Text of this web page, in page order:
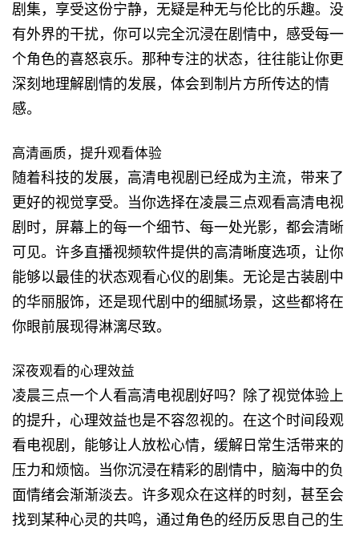
剧集，享受这份宁静，无疑是种无与伦比的乐趣。没
有外界的干扰，你可以完全沉浸在剧情中，感受每一
个角色的喜怒哀乐。那种专注的状态，往往能让你更
深刻地理解剧情的发展，体会到制片方所传达的情
感。
高清画质，提升观看体验
随着科技的发展，高清电视剧已经成为主流，带来了
更好的视觉享受。当你选择在凌晨三点观看高清电视
剧时，屏幕上的每一个细节、每一处光影，都会清晰
可见。许多直播视频软件提供的高清晰度选项，让你
能够以最佳的状态观看心仪的剧集。无论是古装剧中
的华丽服饰，还是现代剧中的细腻场景，这些都将在
你眼前展现得淋漓尽致。
深夜观看的心理效益
凌晨三点一个人看高清电视剧好吗？除了视觉体验上
的提升，心理效益也是不容忽视的。在这个时间段观
看电视剧，能够让人放松心情，缓解日常生活带来的
压力和烦恼。当你沉浸在精彩的剧情中，脑海中的负
面情绪会渐渐淡去。许多观众在这样的时刻，甚至会
找到某种心灵的共鸣，通过角色的经历反思自己的生